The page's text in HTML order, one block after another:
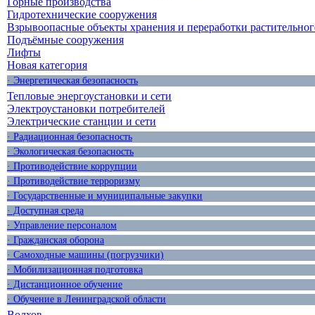
Гидротехнические сооружения
Взрывоопасные объекты хранения и переработки
Подъёмные сооружения
Лифты
Новая категория
· Энергетическая безопасность
Тепловые энергоустановки и сети
Электроустановки потребителей
Электрические станции и сети
· Радиационная безопасность
· Экологическая безопасность
· Противодействие коррупции
· Противодействие терроризму
· Государственные и муниципальные закупки
· Доступная среда
· Управление персоналом
· Гражданская оборона
· Самоходные машины (погрузчики)
· Мобилизационная подготовка
· Дистанционное обучение
· Обучение в Ленинградской области